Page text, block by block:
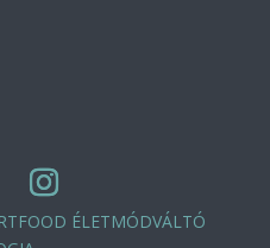
ÉLETMÓDVÁLTÓ